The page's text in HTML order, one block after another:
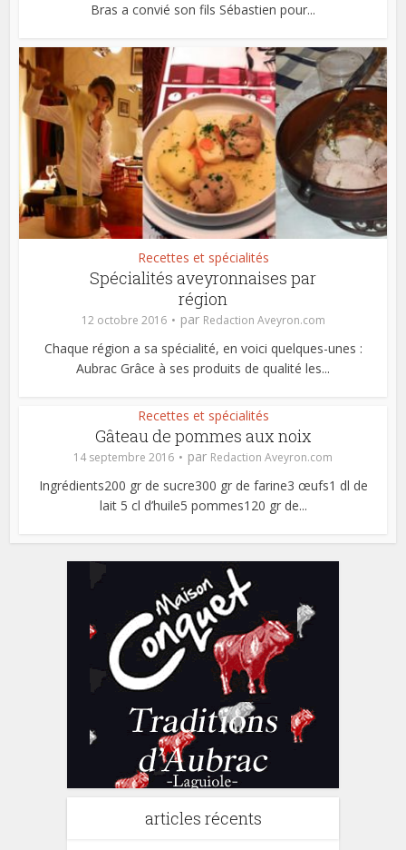
Bras a convié son fils Sébastien pour...
Recettes et spécialités
Spécialités aveyronnaises par
région
12 octobre 2016 par Redaction Aveyron.com
Chaque région a sa spécialité, en voici quelques-unes :
Aubrac Grâce à ses produits de qualité les...
Recettes et spécialités
Gâteau de pommes aux noix
14 septembre 2016 par Redaction Aveyron.com
Ingrédients200 gr de sucre300 gr de farine3 œufs1 dl de
lait 5 cl d’huile5 pommes120 gr de...
articles récents